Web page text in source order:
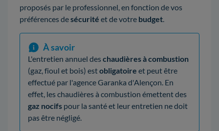
proposés par le professionnel, en fonction de vos
préférences desécurité et de votre budget.
À savoir
L'entretien annuel deschaudières à combustion
(gaz, fioul et bois) estobligatoire et peut être
effectué par l'agence Garanka d'Alençon. En
effet, les chaudières à combustion émettent des
gaz nocifs pour la santé et leur entretien ne doit
pas être négligé.